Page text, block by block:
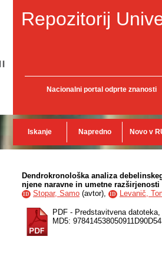
Repozitorij
Nacionalni portal odprte znanosti
Iskanje Napredno Novo v
Dendrokronološka analiza
njene naravne in umetne
ID Stopar, Samo (avtor), ID Levanič,
PDF - Predstavitvena datoteka,
MD5: